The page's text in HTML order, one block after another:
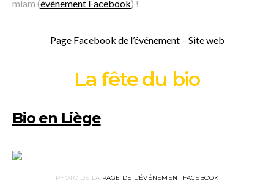
miam (événement Facebook) !
Page Facebook de l’événement– Site web
La fête du bio
Bio en Liège
PHOTO DE LA PAGE DE L’ÉVÉNEMENT FACEBOOK